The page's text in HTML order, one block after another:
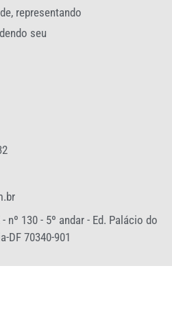
representando
seu
nº 130 - 5º andar - Ed. Palácio do
DF 70340-901